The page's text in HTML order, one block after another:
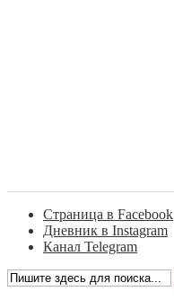
Страница в Facebook
Дневник в Instagram
Канал Telegram